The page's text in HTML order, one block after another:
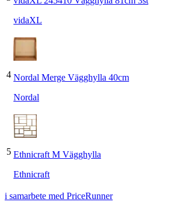
vidaXL
4 Nordal Merge Vägghylla 40cm
Nordal
5 Ethnicraft M Vägghylla
Ethnicraft
i samarbete med PriceRunner